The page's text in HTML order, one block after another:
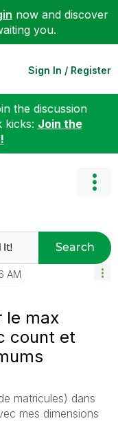
now and discover
you.
Sign In / Register
the discussion
kicks: Join the
Search
AM
le max
count et
matricules) dans
mes dimensions